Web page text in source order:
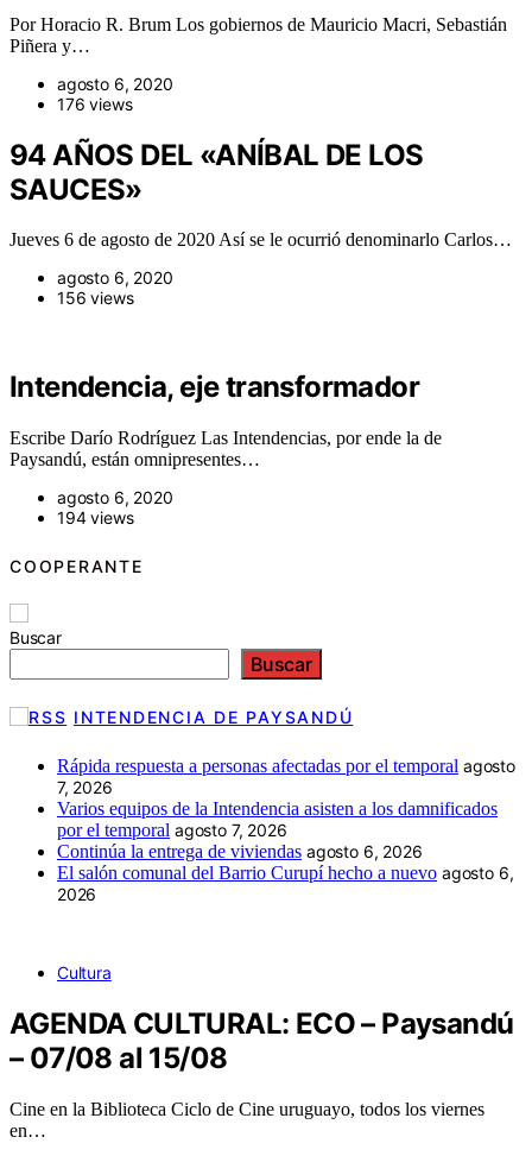
Por Horacio R. Brum Los gobiernos de Mauricio Macri, Sebastián
Piñera y…
agosto 6, 2020
176 views
94 AÑOS DEL «ANÍBAL DE LOS
SAUCES»
Jueves 6 de agosto de 2020 Así se le ocurrió denominarlo Carlos…
agosto 6, 2020
156 views
Intendencia, eje transformador
Escribe Darío Rodríguez Las Intendencias, por ende la de
Paysandú, están omnipresentes…
agosto 6, 2020
194 views
COOPERANTE
Buscar
Buscar
INTENDENCIA DE PAYSANDÚ
Rápida respuesta a personas afectadas por el temporal agosto
7, 2026
Varios equipos de la Intendencia asisten a los damnificados
por el temporal agosto 7, 2026
Continúa la entrega de viviendas agosto 6, 2026
El salón comunal del Barrio Curupí hecho a nuevo agosto 6,
2026
Cultura
AGENDA CULTURAL: ECO – Paysandú
– 07/08 al 15/08
Cine en la Biblioteca Ciclo de Cine uruguayo, todos los viernes
en…